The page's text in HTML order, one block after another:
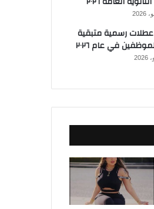
رسمية متبقية
في عام ٢٠٢٦